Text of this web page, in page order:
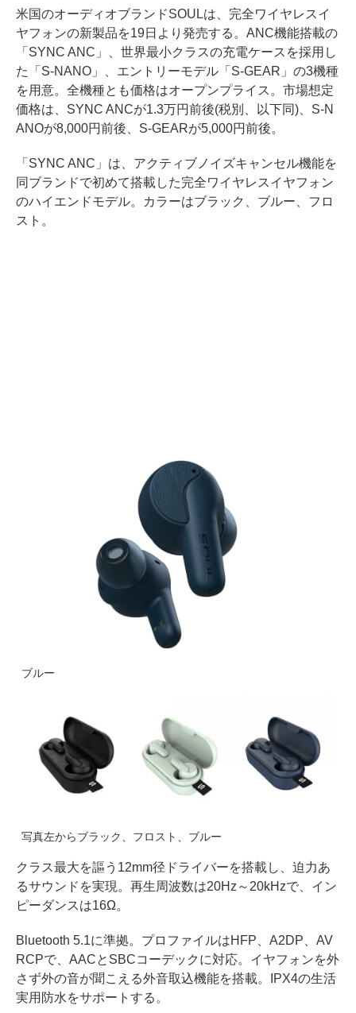
米国のオーディオブランドSOULは、完全ワイヤレスイ
ヤフォンの新製品を19日より発売する。ANC機能搭載の
「SYNC ANC」、世界最小クラスの充電ケースを採用し
た「S-NANO」、エントリーモデル「S-GEAR」の3機種
を用意。全機種とも価格はオープンプライス。市場想定
価格は、SYNC ANCが1.3万円前後(税別、以下同)、S-N
ANOが8,000円前後、S-GEARが5,000円前後。
「SYNC ANC」は、アクティブノイズキャンセル機能を
同ブランドで初めて搭載した完全ワイヤレスイヤフォン
のハイエンドモデル。カラーはブラック、ブルー、フロ
スト。
ブルー
写真左からブラック、フロスト、ブルー
クラス最大を謳う12mm径ドライバーを搭載し、迫力あ
るサウンドを実現。再生周波数は20Hz～20kHzで、イン
ピーダンスは16Ω。
Bluetooth 5.1に準拠。プロファイルはHFP、A2DP、AV
RCPで、AACとSBCコーデックに対応。イヤフォンを外
さず外の音が聞こえる外音取込機能を搭載。IPX4の生活
実用防水をサポートする。